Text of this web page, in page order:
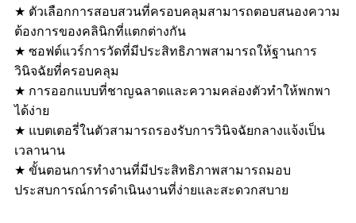
★ ตัวเลือกการสอบสวนที่ครอบคลุมสามารถตอบสนองความ
ต้องการของคลินิกที่แตกต่างกัน
★ ซอฟต์แวร์การวัดที่มีประสิทธิภาพสามารถให้ฐานการ
วินิจฉัยที่ครอบคลุม
★ การออกแบบที่ชาญฉลาดและความคล่องตัวทำให้พกพา
ได้ง่าย
★ แบตเตอรี่ในตัวสามารถรองรับการวินิจฉัยกลางแจ้งเป็น
เวลานาน
★ ขั้นตอนการทำงานที่มีประสิทธิภาพสามารถมอบ
ประสบการณ์การดำเนินงานที่ง่ายและสะดวกสบาย